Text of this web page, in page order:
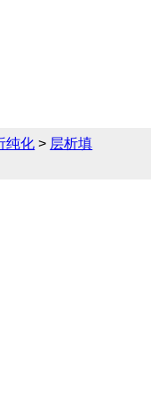
纯化 > 层析填